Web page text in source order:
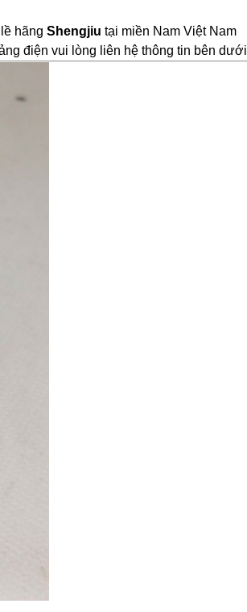
hãng Shengjiu tại miền Nam Việt Nam
điện vui lòng liên hệ thông tin bên dưới